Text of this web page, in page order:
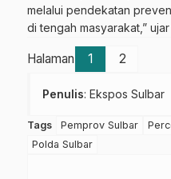
melalui pendekatan
di tengah masyarakat,”
Halaman 1 2
Penulis: Ekspos Sulbar
Tags Pemprov Sulbar
Polda Sulbar